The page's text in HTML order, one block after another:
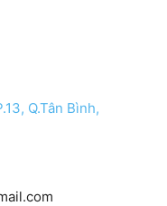
Q.Tân Bình,